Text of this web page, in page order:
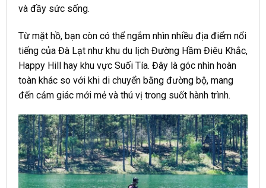
và đầy sức sống.
Từ mặt hồ, bạn còn có thể ngắm nhìn nhiều địa điểm nổi
tiếng của Đà Lạt như khu du lịch Đường Hầm Điêu Khắc,
Happy Hill hay khu vực Suối Tía. Đây là góc nhìn hoàn
toàn khác so với khi di chuyển bằng đường bộ, mang
đến cảm giác mới mẻ và thú vị trong suốt hành trình.